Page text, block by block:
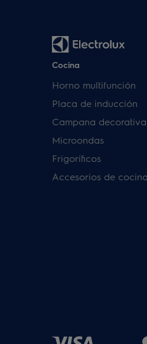
Cocina
Horno multifunción
Placa de inducción
Campana decorativa
Microondas
Frigoríficos
Accesorios de cocina